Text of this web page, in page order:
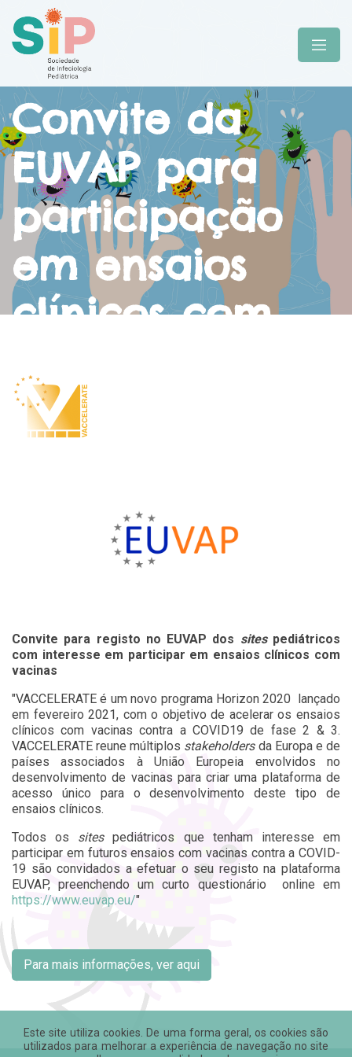
Este site utiliza cookies. De uma forma geral, os cookies são
utilizados para melhorar a experiência de navegação no site
Convite da
EUVAP para
participação
em ensaios
clínicos com
vacinas
Sociedade de Infeciologia Pediátrica
Notícias
Convite para registo no EUVAP dos sitespediátricos
com interesse em participar em ensaios clínicos com
vacinas
"VACCELERATE é um novo programa Horizon 2020 lançado
em fevereiro 2021, com o objetivo de acelerar os ensaios
clínicos com vacinas contra a COVID19 de fase 2 & 3.
VACCELERATE reune múltiplos stakeholdersda Europa e de
países associados à União Europeia envolvidos no
desenvolvimento de vacinas para criar uma plataforma de
acesso único para o desenvolvimento deste tipo de
ensaios clínicos.
Todos os sitespediátricos que tenham interesse em
participar em futuros ensaios com vacinas contra a COVID-
19 são convidados a efetuar o seu registo na plataforma
EUVAP, preenchendo um curto questionário online em
https://www.euvap.eu/"
Para mais informações, ver aqui